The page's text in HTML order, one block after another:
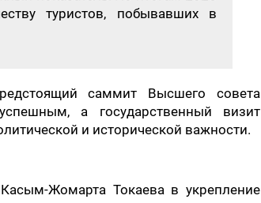
туристов, побывавших в
саммит Высшего совета
а государственный визит
и исторической важности.
Жомарта Токаева в укрепление